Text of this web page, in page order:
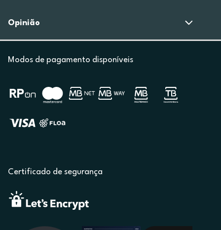
Opinião
Modos de pagamento disponíveis
Certificado de segurança